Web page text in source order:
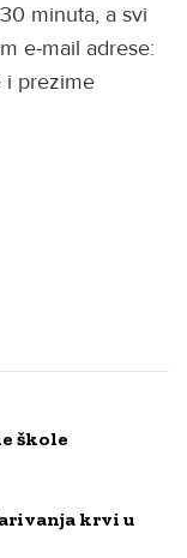
minuta, a svi
e-mail adrese:
i prezime
škole
krvi u